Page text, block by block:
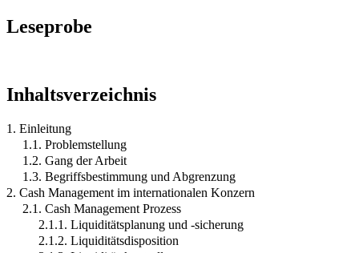
Leseprobe
Inhaltsverzeichnis
1. Einleitung
1.1. Problemstellung
1.2. Gang der Arbeit
1.3. Begriffsbestimmung und Abgrenzung
2. Cash Management im internationalen Konzern
2.1. Cash Management Prozess
2.1.1. Liquiditätsplanung und -sicherung
2.1.2. Liquiditätsdisposition